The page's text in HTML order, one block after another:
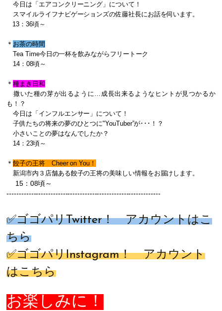
今日は「エアコンクリーニング 」について！
スマイルライフナビゲーションズの佐藤社長にお話を伺います。
13：36頃～
＊ お茶の時間
Tea Time今日の一杯を飲みながらフリートーク
14：08頃～
＊種まき日和
撒いた種の芽が出るように…成長出来るようなヒントが見つかるか
も！？
今日は「インフルエンサー」について！
子供たちの将来の夢のひとつに"YouTuber”が･･･！？
小さいことの夢はなんでしたか？
14：23頃～
＊餃子の王将 Cheer on You！
新潟市内３店舗ある餃子の王将の美味しい情報をお届けします。
15：08頃～
---------------------------------------------------------------
✅ゴゴパリTwitter！ アカウントはこ
ちら
✅ゴゴパリInstagram！ アカウント
はこちら
お楽しみに！